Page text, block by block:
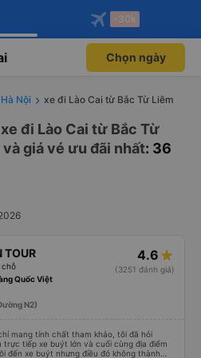
ngay!
thành viên độc
Mở app
đặt vé máy bay qua
Mở app
-30k
Chọn ngày
Nội xe đi Lào Cai từ Bắc Từ Liêm
đi Lào Cai từ Bắc Từ
giá vé ưu đãi nhất: 36
TOUR
chỗ
4.6
(3251 đánh giá)
Quốc Việt
N2)
mang tính chất tham khảo, tôi đã hỏi
trực tiếp xe buýt lớn và cuối cùng địa điểm
đến xe buýt nhưng điều đó không thành